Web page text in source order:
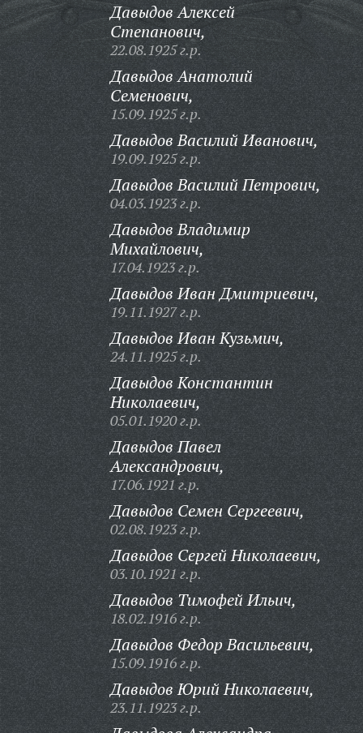
Давыдов Алексей
Степанович,
22.08.1925 г.р.
Давыдов Анатолий
Семенович,
15.09.1925 г.р.
Давыдов Василий Иванович,
19.09.1925 г.р.
Давыдов Василий Петрович,
04.03.1923 г.р.
Давыдов Владимир
Михайлович,
17.04.1923 г.р.
Давыдов Иван Дмитриевич,
19.11.1927 г.р.
Давыдов Иван Кузьмич,
24.11.1925 г.р.
Давыдов Константин
Николаевич,
05.01.1920 г.р.
Давыдов Павел
Александрович,
17.06.1921 г.р.
Давыдов Семен Сергеевич,
02.08.1923 г.р.
Давыдов Сергей Николаевич,
03.10.1921 г.р.
Давыдов Тимофей Ильич,
18.02.1916 г.р.
Давыдов Федор Васильевич,
15.09.1916 г.р.
Давыдов Юрий Николаевич,
23.11.1923 г.р.